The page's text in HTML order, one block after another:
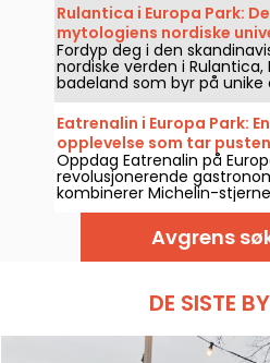
Rulantica i Europa Park:
mytologiens nordiske
Fordyp deg i den
nordiske verden i Rulantica,
badeland som byr på unike
rundt.
Eatrenalin i Europa Park:
opplevelse som tar
Oppdag Eatrenalin på
revolusjonerende
kombinerer Michelin-
sanseopplevelser.
Avgrens
DE SISTE